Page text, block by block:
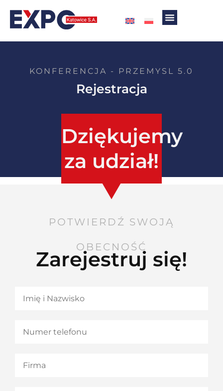
KONFERENCJA - PRZEMYSL 5.0
Rejestracja
Dziękujemy
za udział!
POTWIERDŹ SWOJĄ
OBECNOŚĆ
Zarejestruj się!